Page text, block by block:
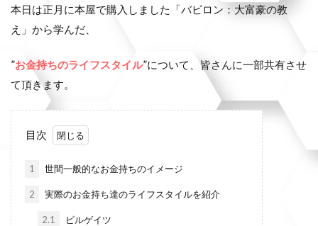
本日は正月に本屋で購入しました「バビロン：大富豪の教
え」から学んだ、
”お金持ちのライフスタイル”について、皆さんに一部共有させ
て頂きます。
目次
1 世間一般的なお金持ちのイメージ
2 実際のお金持ち達のライフスタイルを紹介
2.1 ビルゲイツ